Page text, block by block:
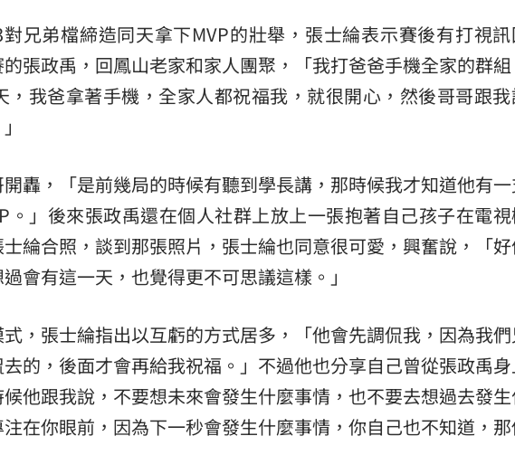
兄弟檔締造同天拿下MVP的壯舉，張士綸表示賽後有打視訊
張政禹，回鳳山老家和家人團聚，「我打爸爸手機全家的群組
，我爸拿著手機，全家人都祝福我，就很開心，然後哥哥跟
轟，「是前幾局的時候有聽到學長講，那時候我才知道他有
。」後來張政禹還在個人社群上放上一張抱著自己孩子在電
綸合照，談到那張照片，張士綸也同意很可愛，興奮說，「
會有這一天，也覺得更不可思議這樣。」
，張士綸指出以互虧的方式居多，「他會先調侃我，因為我
的，後面才會再給我祝福。」不過他也分享自己曾從張政禹
他跟我說，不要想未來會發生什麼事情，也不要去想過去發
在你眼前，因為下一秒會發生什麼事情，你自己也不知道，